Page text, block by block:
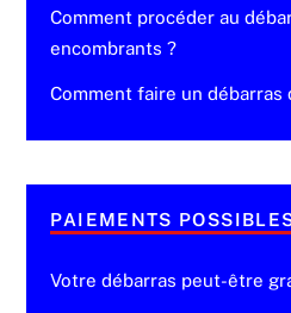
Comment procéder au
encombrants ?
Comment faire un débarras
PAIEMENTS
Votre débarras peut-être